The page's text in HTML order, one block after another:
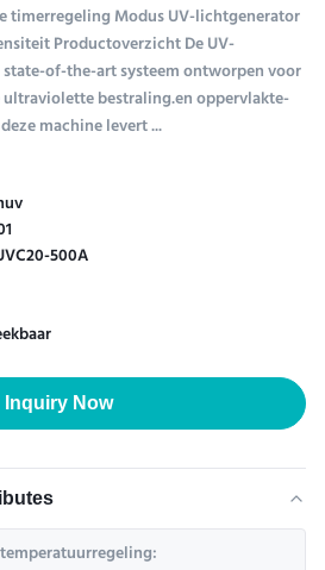
timerregeling Modus UV-lichtgenerator
Productoverzicht De UV-
of-the-art systeem ontworpen voor
bestraling.en oppervlakte-
machine levert ...
500A
Inquiry Now